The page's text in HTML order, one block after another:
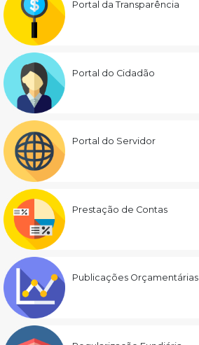
Portal da Transparência
Portal do Cidadão
Portal do Servidor
Prestação de Contas
Publicações Orçamentárias